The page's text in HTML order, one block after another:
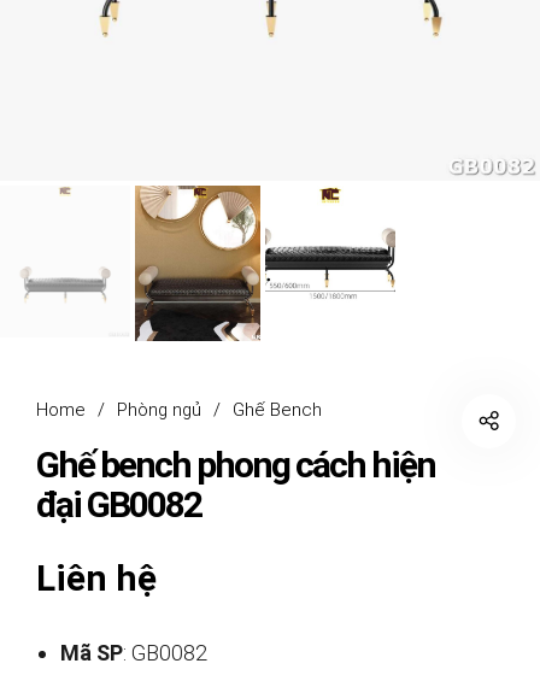
Home / Phòng ngủ / Ghế Bench
Ghế bench phong cách hiện
đại GB0082
Liên hệ
Mã SP: GB0082